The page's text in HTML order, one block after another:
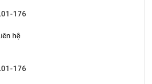
176
hệ
176